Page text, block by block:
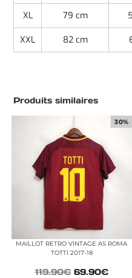
XL 79 cm
XXL 82 cm
Produits similaires
30%
MAILLOT RETRO VINTAGE AS ROMA
TOTTI 2017-18
119.90€ 69.90€